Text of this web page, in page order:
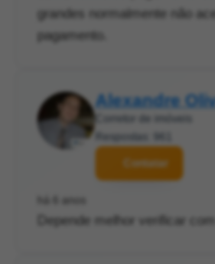
grandes normalmente não
pagamento.
Alexandre
Corretor de imóveis
Respostas: 961
Contatar
há 6 anos
Depende melhor verificar